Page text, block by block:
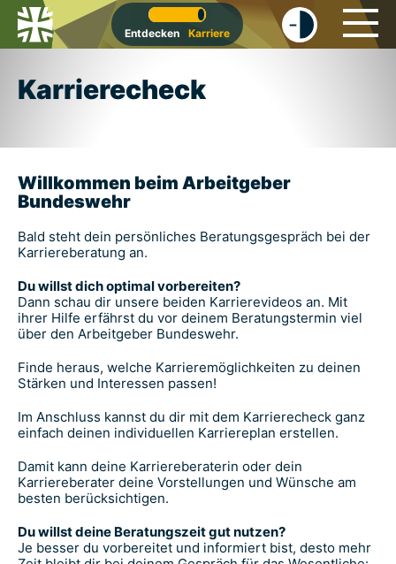
Entdecken Karriere - +
Karrierecheck
Willkommen beim Arbeitgeber
Bundeswehr
Bald steht dein persönliches Beratungsgespräch bei der
Karriereberatung an.
Du willst dich optimal vorbereiten?
Dann schau dir unsere beiden Karrierevideos an. Mit
ihrer Hilfe erfährst du vor deinem Beratungstermin viel
über den Arbeitgeber Bundeswehr.
Finde heraus, welche Karrieremöglichkeiten zu deinen
Stärken und Interessen passen!
Im Anschluss kannst du dir mit dem Karrierecheck ganz
einfach deinen individuellen Karriereplan erstellen.
Damit kann deine Karriereberaterin oder dein
Karriereberater deine Vorstellungen und Wünsche am
besten berücksichtigen.
Du willst deine Beratungszeit gut nutzen?
Je besser du vorbereitet und informiert bist, desto mehr